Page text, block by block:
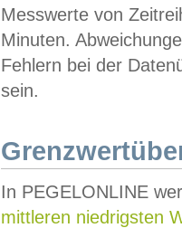
Messwerte von
Minuten.
Fehlern bei der
sein.
In PEGELONLINE
mittleren niedrigsten